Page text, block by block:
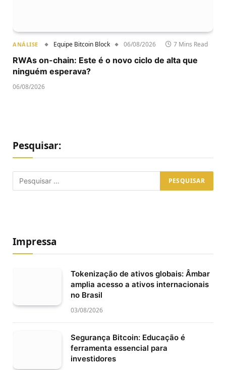
ANÁLISE Equipe Bitcoin Block 06/08/2026 7 Mins Read
RWAs on-chain: Este é o novo ciclo de alta que
ninguém esperava?
06/08/2026
Pesquisar:
Impressa
Tokenização de ativos globais: Âmbar
amplia acesso a ativos internacionais
no Brasil
03/08/2026
Segurança Bitcoin: Educação é
ferramenta essencial para
investidores